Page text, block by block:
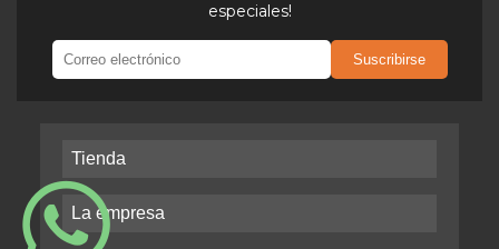
especiales!
Suscribirse
Tienda
La empresa